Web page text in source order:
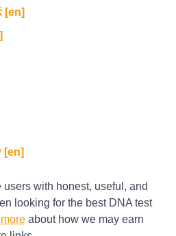
[en]
[en]
with honest, useful, and
looking for the best DNA test
about how we may earn